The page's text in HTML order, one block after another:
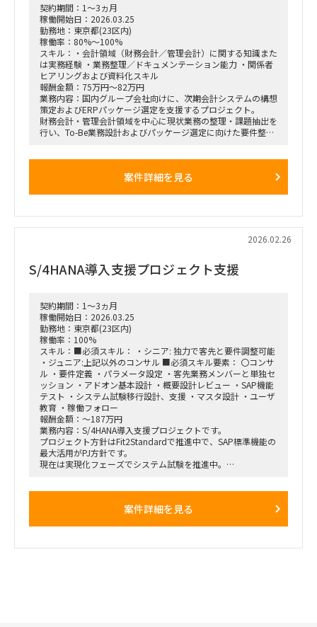
契約期間：1～3ヵ月
稼働開始日：2026.03.25
勤務地：東京都(23区内)
稼働率：80%～100%
スキル：・会計領域（財務会計／管理会計）に関する知識また
は実務経験 ・業務整理／ドキュメンテーション能力 ・関係者
ヒアリングおよび資料化スキル
報酬金額：75万円～82万円
業務内容：国内グループ会社向けに、次期会計システムの構想
策定およびERPパッケージ選定を支援するプロジェクト。
財務会計・管理会計領域を中心に現状業務の整理・課題抽出を
行い、To-Be業務設計およびパッケージ選定に向けた要件整
・会計領域（財務会計／管理会計）業務の整理およびBPR支援
可能性あり）
（初回契約1か月、以降更新想定）
■出社の仕方について：
週2～3回出社（神谷町または都内23区内顧客先）
案件詳細を見る
2026.02.26
S/4HANA導入支援プロジェクト支援
契約期間：1～3ヵ月
稼働開始日：2026.03.25
勤務地：東京都(23区内)
稼働率：100%
スキル：■必須スキル： ・シニア: 独力で客先と要件調整可能
・ジュニア:上記以外のコンサル ■必須スキル要素： 〇コンサ
ル ・要件定義 ・パラメータ設定 ・客先業務メンバーと単独セ
ッション ・アドオン基本設計 ・概要設計レビュー ・SAP機能
テスト ・システム試験移行設計、支援 ・マスタ設計 ・ユーザ
教育 ・稼働フォロー
報酬金額：～187万円
業務内容：S/4HANA導入支援プロジェクトです。
プロジェクト方針はFit2Standardで推進中で、SAP標準機能の
最大活用がPJ方針です。
現在は実現化フェーズでシステム試験を推進中。
加アドオン等の実装フェーズで案件詳細を見る